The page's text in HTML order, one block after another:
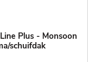
Plus - Monsoon
schuifdak